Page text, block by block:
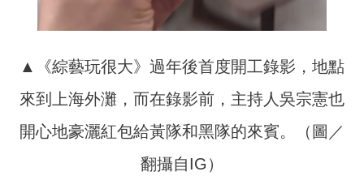
▲《綜藝玩很大》過年後首度開工錄影，地點
來到上海外灘，而在錄影前，主持人吳宗憲也
開心地豪灑紅包給黃隊和黑隊的來賓。（圖／
翻攝自IG）